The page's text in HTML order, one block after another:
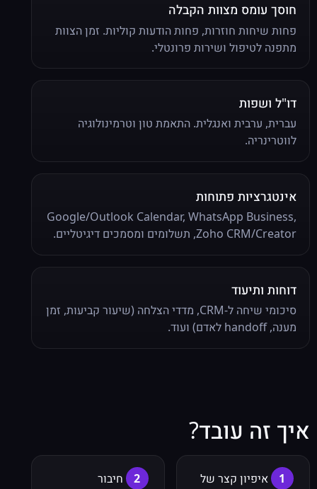
חוסך עומס מצוות הקבלה
פחות שיחות חוזרות, פחות הודעות קוליות. זמן הצוות
מתפנה לטיפול ושירות פרונטלי.
דו"ל ושפות
עברית, ערבית ואנגלית. התאמת טון וטרמינולוגיה
לווטרינריה.
אינטגרציות פתוחות
Google/Outlook Calendar, WhatsApp Business,
Zoho CRM/Creator, תשלומים ומסמכים דיגיטליים.
דוחות ותיעוד
סיכומי שיחה ל-CRM, מדדי הצלחה (שיעור קביעות, זמן
מענה, handoff לאדם) ועוד.
איך זה עובד?
1
איפיון קצר של
2
חיבור